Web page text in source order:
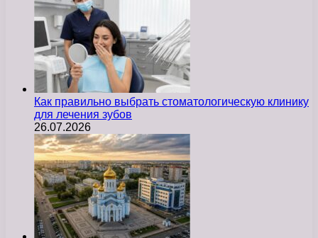
Как правильно выбрать стоматологическую клинику
для лечения зубов
26.07.2026